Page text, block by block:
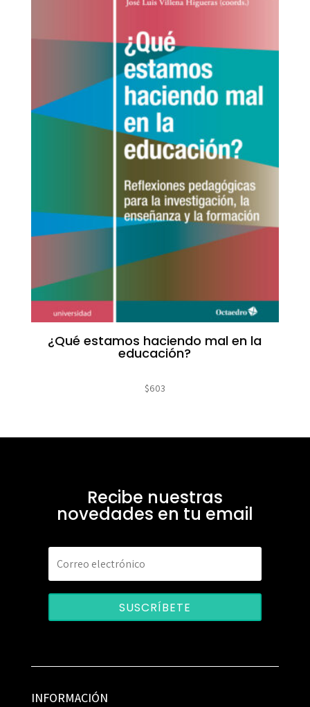
¿Qué estamos haciendo mal en la
educación?
$603
Recibe nuestras
novedades en tu email
SUSCRÍBETE
INFORMACIÓN